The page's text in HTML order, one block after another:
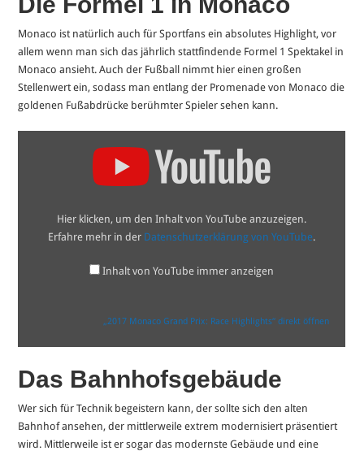
Monaco ist natürlich auch für Sportfans ein absolutes Highlight, vor
allem wenn man sich das jährlich stattfindende Formel 1 Spektakel in
Monaco ansieht. Auch der Fußball nimmt hier einen großen
Stellenwert ein, sodass man entlang der Promenade von Monaco die
goldenen Fußabdrücke berühmter Spieler sehen kann.
YouTube
anzeigen
Hier klicken, um den Inhalt von YouTube anzuzeigen.
Erfahre mehr in der Datenschutzerklärung von YouTube.
Inhalt von YouTube immer anzeigen
„2017 Monaco Grand Prix: Race Highlights“ direkt öffnen
Das Bahnhofsgebäude
Wer sich für Technik begeistern kann, der sollte sich den alten
Bahnhof ansehen, der mittlerweile extrem modernisiert präsentiert
wird. Mittlerweile ist er sogar das modernste Gebäude und eine